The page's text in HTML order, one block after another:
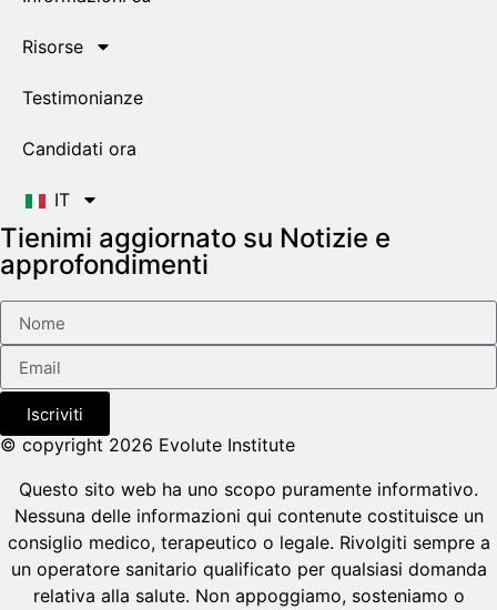
Risorse
Testimonianze
Candidati ora
IT
Tienimi aggiornato su Notizie e
approfondimenti
Iscriviti
© copyright 2026 Evolute Institute
Questo sito web ha uno scopo puramente informativo.
Nessuna delle informazioni qui contenute costituisce un
consiglio medico, terapeutico o legale. Rivolgiti sempre a
un operatore sanitario qualificato per qualsiasi domanda
relativa alla salute. Non appoggiamo, sosteniamo o